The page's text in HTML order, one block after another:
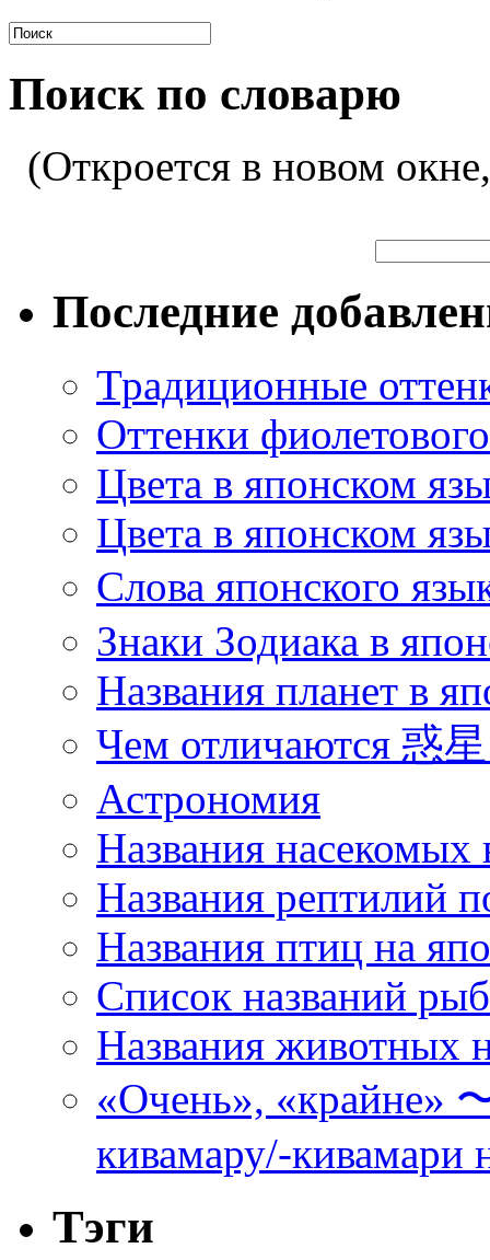
Поиск по словарю
(Откроется в новом
Последние
Традиционные
Оттенки
Цвета в японском
Цвета в японском
Слова японского
Знаки Зодиака в
Названия планет в
Чем отличаются 惑
Астрономия
Названия насекомых
Названия рептилий
Названия птиц на
Список названий
Названия животных
«Очень», «крайне»
кивамару/-кивамари
Тэги